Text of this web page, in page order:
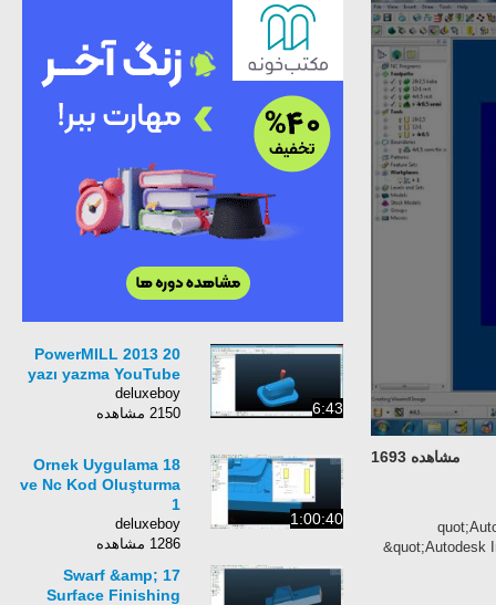
مشاهده 1693
&quot;Autodesk
6:43
20 PowerMILL 2013
yazı yazma YouTube
deluxeboy
2150 مشاهده
1:00:40
18 Ornek Uygulama
ve Nc Kod Oluşturma
1
deluxeboy
1286 مشاهده
17 Swarf &amp;
Surface Finishing